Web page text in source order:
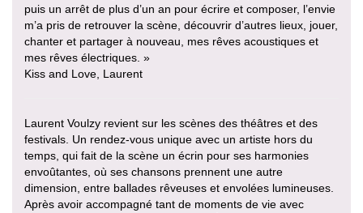
puis un arrêt de plus d’un an pour écrire et composer, l’envie
m’a pris de retrouver la scène, découvrir d’autres lieux, jouer,
chanter et partager à nouveau, mes rêves acoustiques et
mes rêves électriques. »
Kiss and Love, Laurent
Laurent Voulzy revient sur les scènes des théâtres et des
festivals. Un rendez-vous unique avec un artiste hors du
temps, qui fait de la scène un écrin pour ses harmonies
envoûtantes, où ses chansons prennent une autre
dimension, entre ballades rêveuses et envolées lumineuses.
Après avoir accompagné tant de moments de vie avec